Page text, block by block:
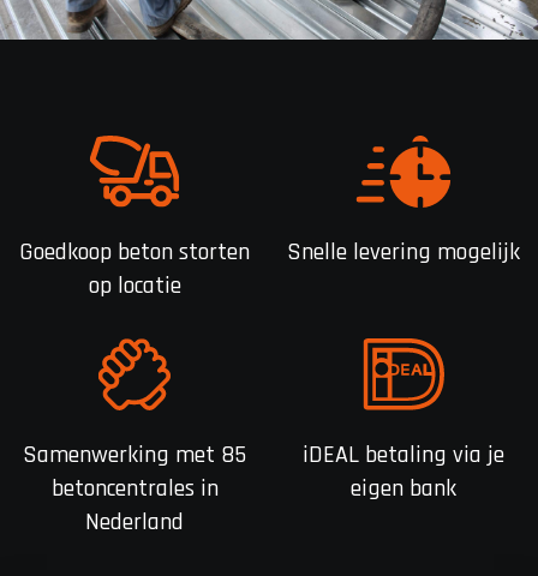
Goedkoop beton storten
op locatie
Snelle levering mogelijk
Samenwerking met 85
betoncentrales in
Nederland
iDEAL betaling via je
eigen bank